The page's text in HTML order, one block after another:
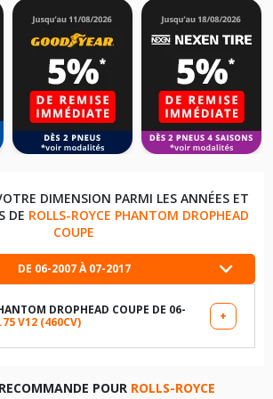
DIMENSION PARMI LES ANNÉES ET
DE ROLLS-ROYCE PHANTOM DROPHEAD
COUPE
DE 06-2007 À 07-2017
DROPHEAD COUPE DE 06-
V12 (460CV)
+
POUR ROLLS-ROYCE